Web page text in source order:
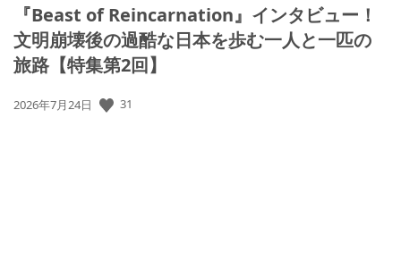
『Beast of Reincarnation』インタビュー！
文明崩壊後の過酷な日本を歩む一人と一匹の
旅路【特集第2回】
公
2026年7月24日 31